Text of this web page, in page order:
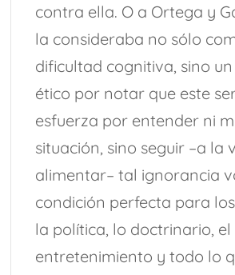
contra ella. O a Ortega y
la consideraba no sólo
dificultad cognitiva, sino
ético por notar que este
esfuerza por entender ni
situación, sino seguir –a la
alimentar– tal ignorancia
condición perfecta para
la política, lo doctrinario, el
entretenimiento y todo lo